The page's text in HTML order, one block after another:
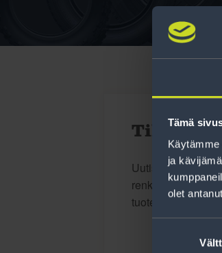
Tämä
ja
olet
Tilaa
Uutiskirjeessä
renkaisiin liittyen,
tuotetarjouksemme.